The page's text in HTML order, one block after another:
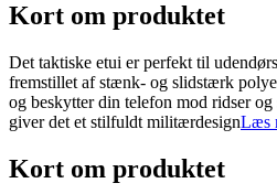
Kort om produktet
Det taktiske etui er perfekt til
fremstillet af stænk- og slidstærk
og beskytter din telefon mod ridser
giver det et stilfuldt militærdesignLæs
Kort om produktet